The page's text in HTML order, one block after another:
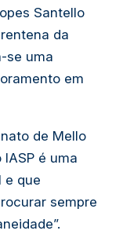
Santello
da
se uma
em
de Mello
é uma
e que
sempre